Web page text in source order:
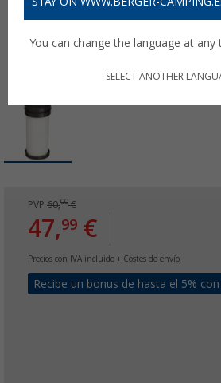
PVP 60,00€
47,99 €
Precios con IVA incluido + Costes de envío
Recibe un bonus de hasta el 5%
You can change the language at
SELECT ANOTHER